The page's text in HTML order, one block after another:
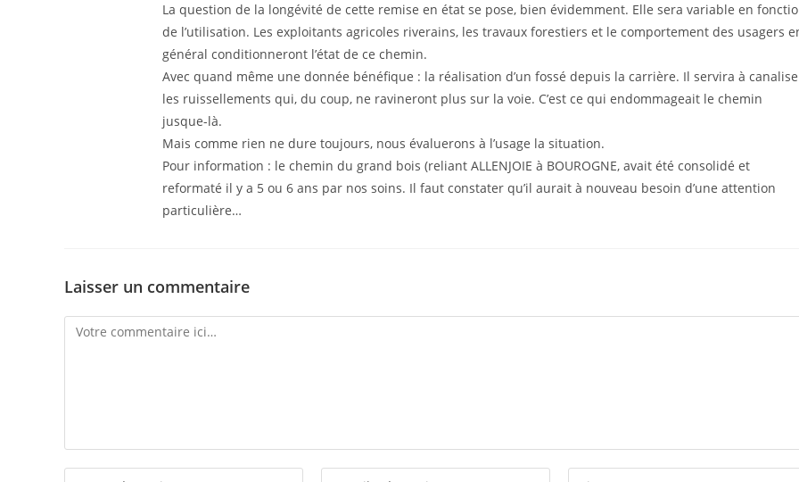
La question de la longévité de cette remise en état se pose, bien évidemment. Elle sera variable en
de l’utilisation. Les exploitants agricoles riverains, les travaux forestiers et le comportement des usagers
général conditionneront l’état de ce chemin.
Avec quand même une donnée bénéfique : la réalisation d’un fossé depuis la carrière. Il servira à
les ruissellements qui, du coup, ne ravineront plus sur la voie. C’est ce qui endommageait le chemin
jusque-là.
Mais comme rien ne dure toujours, nous évaluerons à l’usage la situation.
Pour information : le chemin du grand bois (reliant ALLENJOIE à BOUROGNE, avait été consolidé et
reformaté il y a 5 ou 6 ans par nos soins. Il faut constater qu’il aurait à nouveau besoin d’une attention
particulière…
Laisser un commentaire
Comment
Saisir